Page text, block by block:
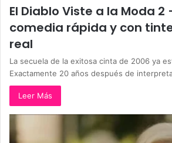
El Diablo Viste a la Moda
comedia rápida y con
real
La secuela de la exitosa cinta de 2006 ya
Exactamente 20 años después de
Leer Más